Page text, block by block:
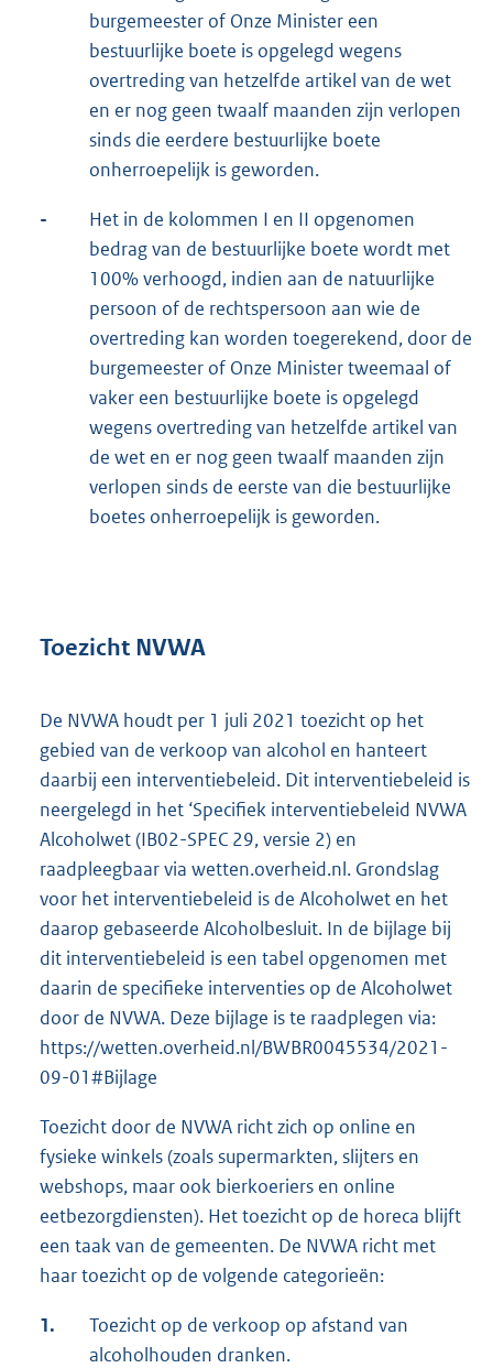
burgemeester of Onze Minister een
bestuurlijke boete is opgelegd wegens
overtreding van hetzelfde artikel van de wet
en er nog geen twaalf maanden zijn verlopen
sinds die eerdere bestuurlijke boete
onherroepelijk is geworden.
-
Het in de kolommen I en II opgenomen
bedrag van de bestuurlijke boete wordt met
100% verhoogd, indien aan de natuurlijke
persoon of de rechtspersoon aan wie de
overtreding kan worden toegerekend, door de
burgemeester of Onze Minister tweemaal of
vaker een bestuurlijke boete is opgelegd
wegens overtreding van hetzelfde artikel van
de wet en er nog geen twaalf maanden zijn
verlopen sinds de eerste van die bestuurlijke
boetes onherroepelijk is geworden.
Toezicht NVWA
De NVWA houdt per 1 juli 2021 toezicht op het
gebied van de verkoop van alcohol en hanteert
daarbij een interventiebeleid. Dit interventiebeleid is
neergelegd in het ‘Specifiek interventiebeleid NVWA
Alcoholwet (IB02-SPEC 29, versie 2) en
raadpleegbaar via wetten.overheid.nl. Grondslag
voor het interventiebeleid is de Alcoholwet en het
daarop gebaseerde Alcoholbesluit. In de bijlage bij
dit interventiebeleid is een tabel opgenomen met
daarin de specifieke interventies op de Alcoholwet
door de NVWA. Deze bijlage is te raadplegen via:
https://wetten.overheid.nl/BWBR0045534/2021-
09-01#Bijlage
Toezicht door de NVWA richt zich op online en
fysieke winkels (zoals supermarkten, slijters en
webshops, maar ook bierkoeriers en online
eetbezorgdiensten). Het toezicht op de horeca blijft
een taak van de gemeenten. De NVWA richt met
haar toezicht op de volgende categorieën:
1.
Toezicht op de verkoop op afstand van
alcoholhouden dranken.